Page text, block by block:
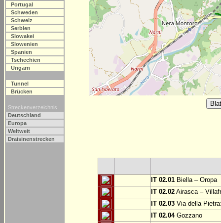
Portugal
Schweden
Schweiz
Serbien
Slowakei
Slowenien
Spanien
Tschechien
Ungarn
Tunnel
Brücken
Streckenverzeichnis
Deutschland
Europa
Weltweit
Draisinenstrecken
IT 02.01 Biella – Oropa
IT 02.02 Airasca –
IT 02.03 Via della
IT 02.04Gozzano